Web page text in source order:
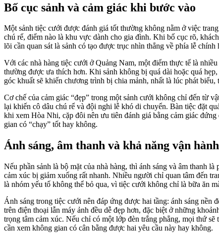
Bố cục sảnh và cảm giác khi bước vào
Một sảnh tiệc cưới được đánh giá tốt thường không nằm ở việc
chú rể, điểm nào là khu vực dành cho gia đình. Khi bố cục rõ,
lõi cần quan sát là sảnh có tạo được trục nhìn thẳng về phía lễ
Với các nhà hàng tiệc cưới ở Quảng Nam, một điểm thực tế là
thường được ưa thích hơn. Khi sảnh không bị quá dài hoặc quá
góc khuất sẽ khiến chương trình bị chia mảnh, nhất là lúc phát
Cơ chế của cảm giác “đẹp” trong một sảnh cưới không chỉ đến từ
lại khiến cô dâu chú rể và đội nghi lễ khó di chuyển. Bàn tiệc đặt
khi xem Hòa Nhi, cặp đôi nên ưu tiên đánh giá bằng cảm giác
gian có “chạy” tốt hay không.
Ánh sáng, âm thanh và khả năng vận
Nếu phần sảnh là bộ mặt của nhà hàng, thì ánh sáng và âm thanh
cảm xúc bị giảm xuống rất nhanh. Nhiều người chỉ quan tâm đến
là nhóm yếu tố không thể bỏ qua, vì tiệc cưới không chỉ là bữa ăn
Ánh sáng trong tiệc cưới nên đáp ứng được hai tầng: ánh sáng nền
trên điện thoại lẫn máy ảnh đều dễ đẹp hơn, đặc biệt ở những
trọng tâm cảm xúc. Nếu chỉ có một lớp đèn trắng phẳng, mọi thứ
cần xem không gian có cân bằng được hai yêu cầu này hay không.